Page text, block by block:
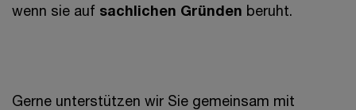
wenn sie auf sachlichen Gründen beruht.
Gerne unterstützen wir Sie gemeinsam mit